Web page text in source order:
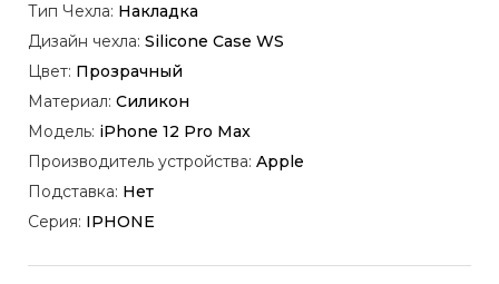
Тип Чехла: Накладка
Дизайн чехла: Silicone Case WS
Цвет: Прозрачный
Материал: Силикон
Модель: iPhone 12 Pro Max
Производитель устройства: Apple
Подставка: Нет
Серия: IPHONE